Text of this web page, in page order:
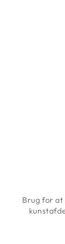
Brug for at